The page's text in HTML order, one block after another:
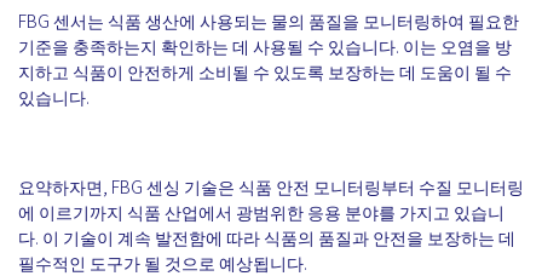
FBG 센서는 식품 생산에 사용되는 물의 품질을 모니터링하여 필요한
기준을 충족하는지 확인하는 데 사용될 수 있습니다. 이는 오염을 방
지하고 식품이 안전하게 소비될 수 있도록 보장하는 데 도움이 될 수
있습니다.
요약하자면, FBG 센싱 기술은 식품 안전 모니터링부터 수질 모니터링
에 이르기까지 식품 산업에서 광범위한 응용 분야를 가지고 있습니
다. 이 기술이 계속 발전함에 따라 식품의 품질과 안전을 보장하는 데
필수적인 도구가 될 것으로 예상됩니다.